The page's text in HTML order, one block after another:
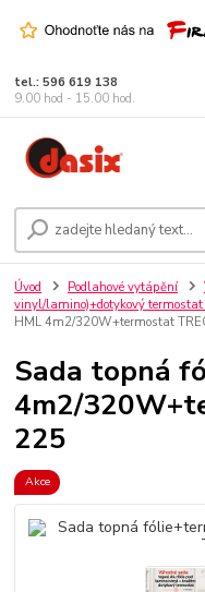
tel.: 596 619 138
9.00 hod - 15.00 hod.
Úvod Podlahové vytápění
vinyl/lamino)+dotykový termostat
HML 4m2/320W+termostat
Sada topná
4m2/
225
Akce